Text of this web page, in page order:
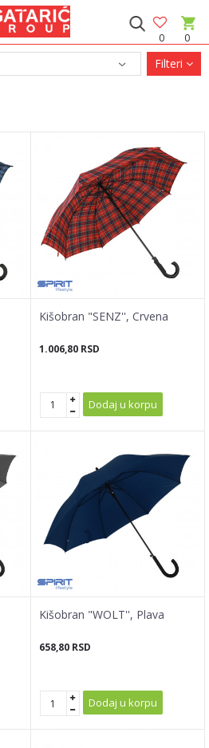
0
0
Filteri
Kišobran "SENZ'', Crvena
1.006,80 RSD
Dodaj u korpu
Kišobran "WOLT'', Plava
658,80 RSD
Dodaj u korpu